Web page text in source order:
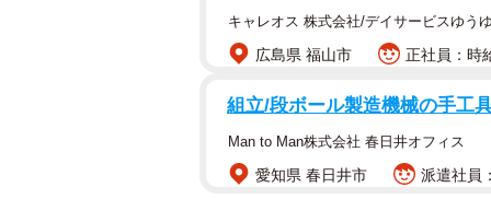
キャレオス 株式会社/デイサービスゆう
広島県 福山市 正社員：時
組立/段ボール製造機械の手工
Man to Man株式会社 春日井オフィス
愛知県 春日井市 派遣社員